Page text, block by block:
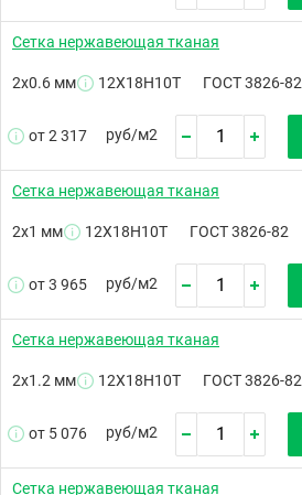
Сетка нержавеющая тканая
2х0.6 мм 12Х18Н10Т ГОСТ 3826-82
от 2 317 руб/м2
Сетка нержавеющая тканая
2х1 мм 12Х18Н10Т ГОСТ 3826-82
от 3 965 руб/м2
Сетка нержавеющая тканая
2х1.2 мм 12Х18Н10Т ГОСТ 3826-82
от 5 076 руб/м2
Сетка нержавеющая тканая